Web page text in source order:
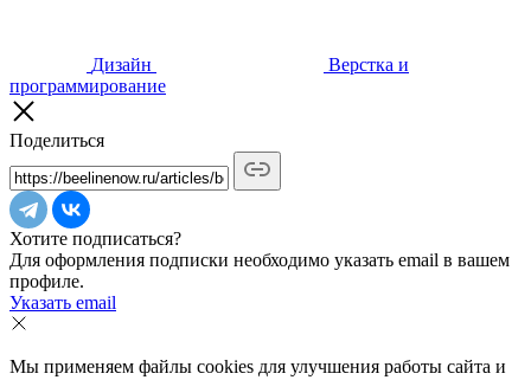
Дизайн
Верстка и
программирование
Поделиться
Хотите подписаться?
Для оформления подписки необходимо указать email в вашем
профиле.
Указать email
Мы применяем файлы cookies для улучшения работы сайта и